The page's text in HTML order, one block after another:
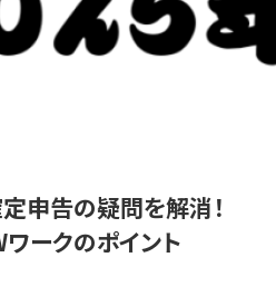
定申告の疑問を解消！
ークのポイント